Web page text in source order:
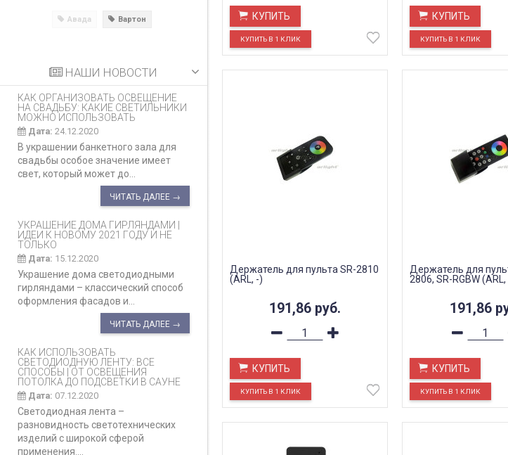
Авада Вартон
НАШИ НОВОСТИ
КАК ОРГАНИЗОВАТЬ ОСВЕЩЕНИЕ
НА СВАДЬБУ: КАКИЕ СВЕТИЛЬНИКИ
МОЖНО ИСПОЛЬЗОВАТЬ
Дата: 24.12.2020
В украшении банкетного зала для
свадьбы особое значение имеет
свет, который может до...
ЧИТАТЬ ДАЛЕЕ →
УКРАШЕНИЕ ДОМА ГИРЛЯНДАМИ |
ИДЕИ К НОВОМУ 2021 ГОДУ И НЕ
ТОЛЬКО
Дата: 15.12.2020
Украшение дома светодиодными
гирляндами – классический способ
оформления фасадов и...
ЧИТАТЬ ДАЛЕЕ →
КАК ИСПОЛЬЗОВАТЬ
СВЕТОДИОДНУЮ ЛЕНТУ: ВСЕ
СПОСОБЫ | ОТ ОСВЕЩЕНИЯ
ПОТОЛКА ДО ПОДСВЕТКИ В САУНЕ
Дата: 07.12.2020
Светодиодная лента –
разновидность светотехнических
изделий с широкой сферой
применения....
КУПИТЬ КУПИТЬ
Держатель для пульта SR-2810
(ARL, -)
191,86 руб.
КУПИТЬ
Держатель для
2806, SR-RGBW (ARL,
191,86
КУПИТЬ